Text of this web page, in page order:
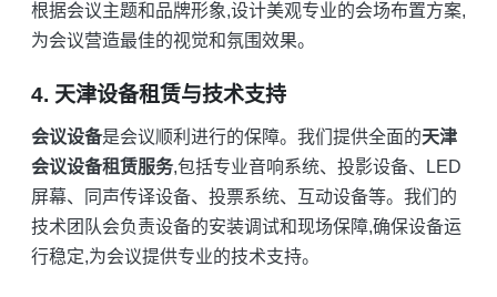
根据会议主题和品牌形象,设计美观专业的会场布置方案,
为会议营造最佳的视觉和氛围效果。
4. 天津设备租赁与技术支持
会议设备是会议顺利进行的保障。我们提供全面的天津
会议设备租赁服务,包括专业音响系统、投影设备、LED
屏幕、同声传译设备、投票系统、互动设备等。我们的
技术团队会负责设备的安装调试和现场保障,确保设备运
行稳定,为会议提供专业的技术支持。